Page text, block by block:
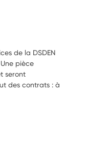
de la DSDEN
pièce
seront
des contrats : à